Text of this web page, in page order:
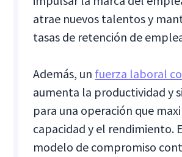
atrae nuevos talentos y
tasas de retención de
Además, un fuerza laboral
aumenta la productividad y
para una operación que
capacidad y el rendimiento.
modelo de compromiso